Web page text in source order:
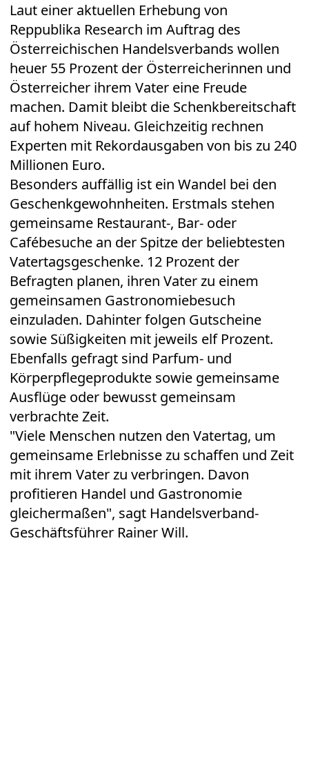
Laut einer aktuellen Erhebung von
Reppublika Research im Auftrag des
Österreichischen Handelsverbands wollen
heuer 55 Prozent der Österreicherinnen und
Österreicher ihrem Vater eine Freude
machen. Damit bleibt die Schenkbereitschaft
auf hohem Niveau. Gleichzeitig rechnen
Experten mit Rekordausgaben von bis zu 240
Millionen Euro.
Besonders auffällig ist ein Wandel bei den
Geschenkgewohnheiten. Erstmals stehen
gemeinsame Restaurant-, Bar- oder
Cafébesuche an der Spitze der beliebtesten
Vatertagsgeschenke. 12 Prozent der
Befragten planen, ihren Vater zu einem
gemeinsamen Gastronomiebesuch
einzuladen. Dahinter folgen Gutscheine
sowie Süßigkeiten mit jeweils elf Prozent.
Ebenfalls gefragt sind Parfum- und
Körperpflegeprodukte sowie gemeinsame
Ausflüge oder bewusst gemeinsam
verbrachte Zeit.
"Viele Menschen nutzen den Vatertag, um
gemeinsame Erlebnisse zu schaffen und Zeit
mit ihrem Vater zu verbringen. Davon
profitieren Handel und Gastronomie
gleichermaßen", sagt Handelsverband-
Geschäftsführer Rainer Will.